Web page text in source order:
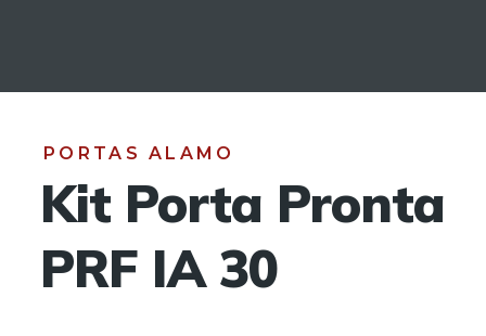
PORTAS ALAMO
Kit Porta Pronta
PRF IA 30